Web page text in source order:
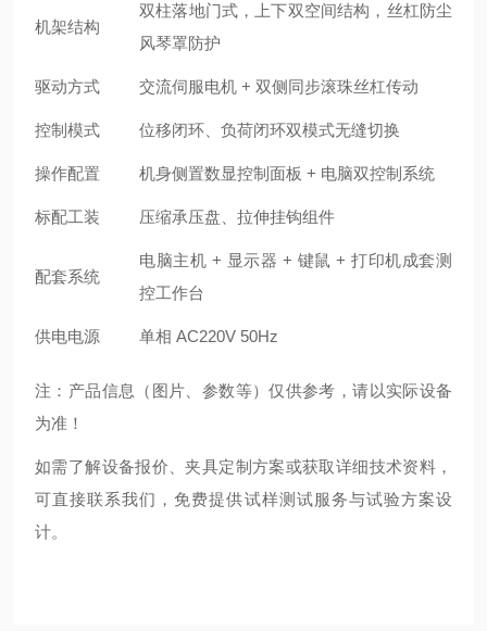
机架结构
双柱落地门式，上下双空间结构，丝杠防尘
风琴罩防护
驱动方式 交流伺服电机 + 双侧同步滚珠丝杠传动
控制模式 位移闭环、负荷闭环双模式无缝切换
操作配置 机身侧置数显控制面板 + 电脑双控制系统
标配工装 压缩承压盘、拉伸挂钩组件
配套系统
电脑主机 + 显示器 + 键鼠 + 打印机成套测
控工作台
供电电源 单相 AC220V 50Hz
注：产品信息（图片、参数等）仅供参考，请以实际设备
为准！
如需了解设备报价、夹具定制方案或获取详细技术资料，
可直接联系我们，免费提供试样测试服务与试验方案设
计。